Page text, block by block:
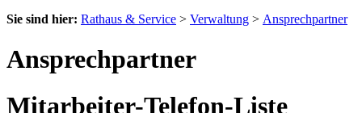
Sie sind hier: Rathaus & Service > Verwaltung > Ansprechpartner
Ansprechpartner
Mitarbeiter-Telefon-Liste